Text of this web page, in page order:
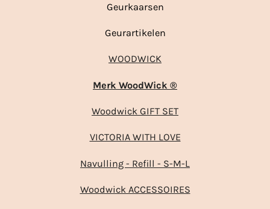
Geurkaarsen
Geurartikelen
WOODWICK
Merk WoodWick ®
Woodwick GIFT SET
VICTORIA WITH LOVE
Navulling - Refill - S-M-L
Woodwick ACCESSOIRES